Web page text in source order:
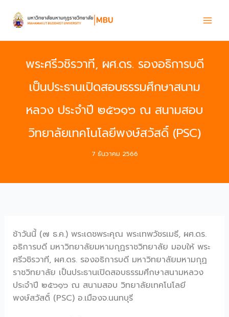
content
พระศรีวชิรวาที, ผศ.ดร. รองอธิการบดี
เป็นประธานเปิดสอบธรรมศึกษาสนาม
หลวง​ ประจำปี​ ๒๕๖๑๖ ณ​ สนามสอบ​
วิทยาลัยเทคโนโลยีพงษ์สวัสดิ์​ (PSC)​
7 ธันวาคม 2566
ช้าวันนี้ (๗ ธ.ค.) พระเดชพระคุณ พระเทพวัชรเมธี, ผศ.ดร.
อธิการบดี มหาวิทยาลัยมหามกุฏราชวิทยาลัย มอบให้ พระ
ศรีวชิรวาที, ผศ.ดร. รองอธิการบดี มหาวิทยาลัยมหามกุฏ
ราชวิทยาลัย เป็นประธานเปิดสอบธรรมศึกษาสนามหลวง​
ประจำปี​ ๒๕๖๑๖ ณ​ สนามสอบ​ วิทยาลัยเทคโนโลยี
พงษ์สวัสดิ์​ (PSC)​ อ.เมือง​จ.นนทบุรี​